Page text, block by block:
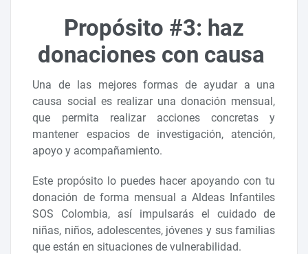
Propósito #3: haz
donaciones con causa
Una de las mejores formas de ayudar a una
causa social es realizar una donación mensual,
que permita realizar acciones concretas y
mantener espacios de investigación, atención,
apoyo y acompañamiento.
Este propósito lo puedes hacer apoyando con tu
donación de forma mensual a Aldeas Infantiles
SOS Colombia, así impulsarás el cuidado de
niñas, niños, adolescentes, jóvenes y sus familias
que están en situaciones de vulnerabilidad.